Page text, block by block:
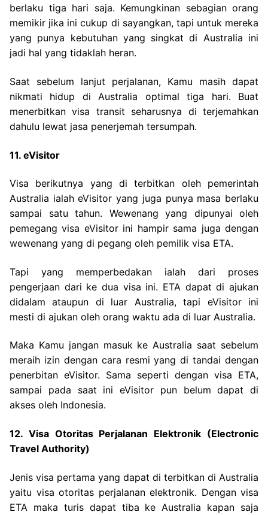
berlaku tiga hari saja. Kemungkinan sebagian orang
memikir jika ini cukup di sayangkan, tapi untuk mereka
yang punya kebutuhan yang singkat di Australia ini
jadi hal yang tidaklah heran.
Saat sebelum lanjut perjalanan, Kamu masih dapat
nikmati hidup di Australia optimal tiga hari. Buat
menerbitkan visa transit seharusnya di terjemahkan
dahulu lewat jasa penerjemah tersumpah.
11. eVisitor
Visa berikutnya yang di terbitkan oleh pemerintah
Australia ialah eVisitor yang juga punya masa berlaku
sampai satu tahun. Wewenang yang dipunyai oleh
pemegang visa eVisitor ini hampir sama juga dengan
wewenang yang di pegang oleh pemilik visa ETA.
Tapi yang memperbedakan ialah dari proses
pengerjaan dari ke dua visa ini. ETA dapat di ajukan
didalam ataupun di luar Australia, tapi eVisitor ini
mesti di ajukan oleh orang waktu ada di luar Australia.
Maka Kamu jangan masuk ke Australia saat sebelum
meraih izin dengan cara resmi yang di tandai dengan
penerbitan eVisitor. Sama seperti dengan visa ETA,
sampai pada saat ini eVisitor pun belum dapat di
akses oleh Indonesia.
12. Visa Otoritas Perjalanan Elektronik (Electronic
Travel Authority)
Jenis visa pertama yang dapat di terbitkan di Australia
yaitu visa otoritas perjalanan elektronik. Dengan visa
ETA maka turis dapat tiba ke Australia kapan saja